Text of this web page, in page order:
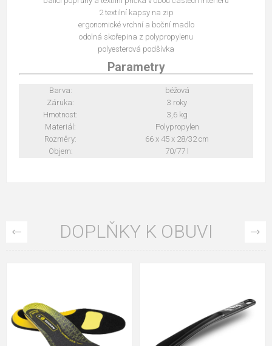
2 textilní kapsy na zip
ergonomické vrchní a boční madlo
odolná skořepina z polypropylenu
polyesterová podšívka
Parametry
Barva:
béžová
Záruka:
3 roky
Hmotnost:
3,6 kg
Materiál:
Polypropylen
Rozměry:
66 x 45 x 28/32 cm
Objem:
70/77 l
DOPLŇKY K OBUVI